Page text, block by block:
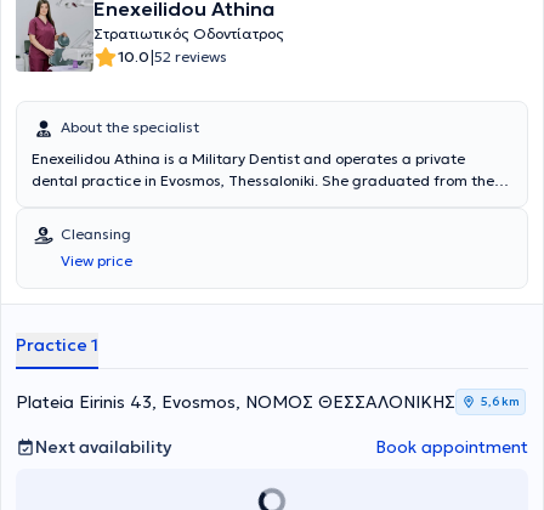
Enexeilidou Athina
Στρατιωτικός Οδοντίατρος
10.0|52 reviews
About the specialist
Enexeilidou Athina is a Military Dentist and operates a private
dental practice in Evosmos, Thessaloniki. She graduated from the
Aristotle University of Thessaloniki. She completed postgraduate
training in Implantology at New York University (NYU). She has
worked at the Maxillofacial Surgery Clinic of the 401 General
Military Hospital of Athens, the Athens Garrison Dental Clinic, the
Head Dentist of the Dental Department at the 424 General Military
practice in the city of Komotini.
Cleansing
View price
Practice 1
Plateia Eirinis 43, Evosmos, ΝΟΜΟΣ ΘΕΣΣΑΛΟΝΙΚΗΣ 5,6 km
Next availability Book appointment